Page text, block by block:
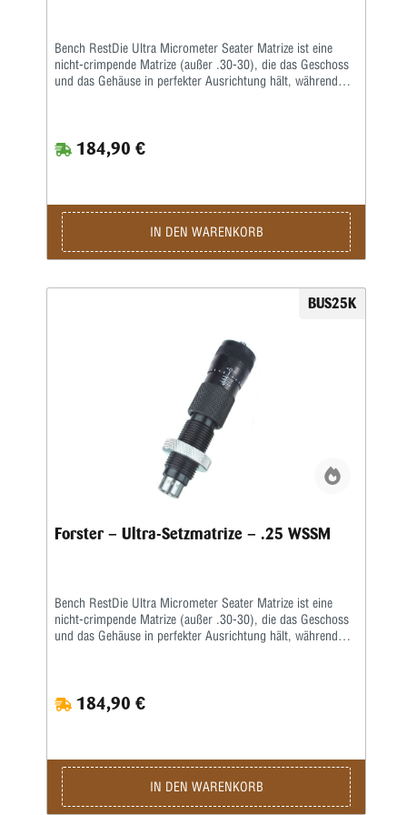
Bench RestDie Ultra Micrometer Seater Matrize ist eine
nicht-crimpende Matrize (außer .30-30), die das Geschoss
und das Gehäuse in perfekter Ausrichtung hält, während
gewünschten Tiefe platziert und gemessen haben, stellen Sie
einfach den Mikrometerschaft nach oben oder unten auf die
Sitzfunktionen der originalen Bench Rest Seater Matrize
sowie ein ultragenaues Mikrometer zum Einstellen der
Geschosssitztiefe • Mikrometer ermöglicht Feinabstimmung
in beide Richtungen; leicht einstellbar auf .0005″ •
gekennzeichnet • Beseitigt einen Großteil der Versuche, die
früher mit dem Setzen von genauen Schüssen verbunden
des Mikrometers • Erhältlich in 80 Kalibern
184,90 €
IN DEN WARENKORB
BUS25K
Forster – Ultra-Setzmatrize – .25 WSSM
Bench RestDie Ultra Micrometer Seater Matrize ist eine
nicht-crimpende Matrize (außer .30-30), die das Geschoss
und das Gehäuse in perfekter Ausrichtung hält, während
gewünschten Tiefe platziert und gemessen haben, stellen Sie
einfach den Mikrometerschaft nach oben oder unten auf die
Sitzfunktionen der originalen Bench Rest Seater Matrize
sowie ein ultragenaues Mikrometer zum Einstellen der
Geschosssitztiefe • Mikrometer ermöglicht Feinabstimmung
184,90 €
IN DEN WARENKORB